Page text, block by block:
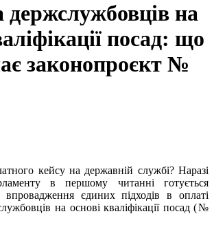
держслужбовців на
посад: що
законопроєкт №
кейсу на державній службі? Наразі
в першому читанні готується
впровадження єдиних підходів в оплаті
на основі кваліфікації посад (№